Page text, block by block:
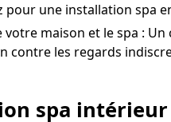
pour une installation spa
votre maison et le spa :
contre les regards
spa intérieur